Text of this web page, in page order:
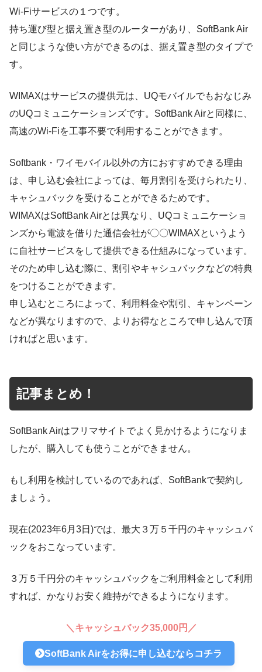
Wi-Fiサービスの１つです。
持ち運び型と据え置き型のルーターがあり、SoftBank Air
と同じような使い方ができるのは、据え置き型のタイプで
す。
WIMAXはサービスの提供元は、UQモバイルでもおなじみ
のUQコミュニケーションズです。SoftBank Airと同様に、
高速のWi-Fiを工事不要で利用することができます。
Softbank・ワイモバイル以外の方におすすめできる理由
は、申し込む会社によっては、毎月割引を受けられたり、
キャシュバックを受けることができるためです。
WIMAXはSoftBank Airとは異なり、UQコミュニケーショ
ンズから電波を借りた通信会社が〇〇WIMAXというよう
に自社サービスをして提供できる仕組みになっています。
そのため申し込む際に、割引やキャシュバックなどの特典
をつけることができます。
申し込むところによって、利用料金や割引、キャンペーン
などが異なりますので、よりお得なところで申し込んで頂
ければと思います。
記事まとめ！
SoftBank Airはフリマサイトでよく見かけるようになりま
したが、購入しても使うことができません。
もし利用を検討しているのであれば、SoftBankで契約し
ましょう。
現在(2023年6月3日)では、最大３万５千円のキャッシュバ
ックをおこなっています。
３万５千円分のキャッシュバックをご利用料金として利用
すれば、かなりお安く維持ができるようになります。
＼キャッシュバック35,000円／
SoftBank Airをお得に申し込むならコチラ